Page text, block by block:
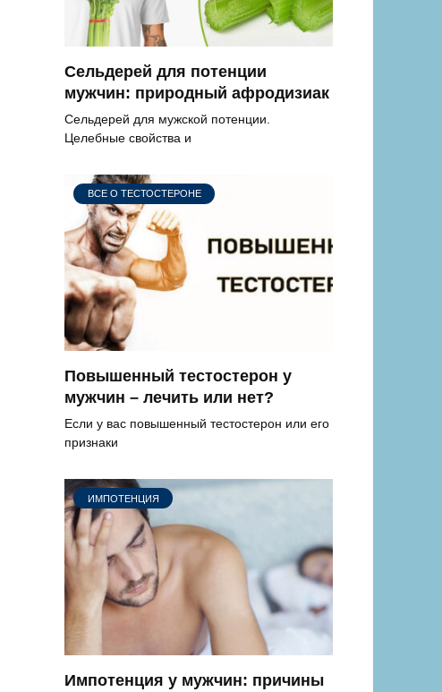
Сельдерей для потенции
мужчин: природный афродизиак
Сельдерей для мужской потенции.
Целебные свойства и
ВСЕ О ТЕСТОСТЕРОНЕ
Повышенный тестостерон у
мужчин – лечить или нет?
Если у вас повышенный тестостерон или его
признаки
ИМПОТЕНЦИЯ
Импотенция у мужчин: причины